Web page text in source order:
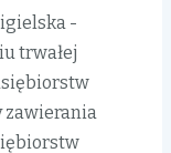
-
trwałej
zawierania